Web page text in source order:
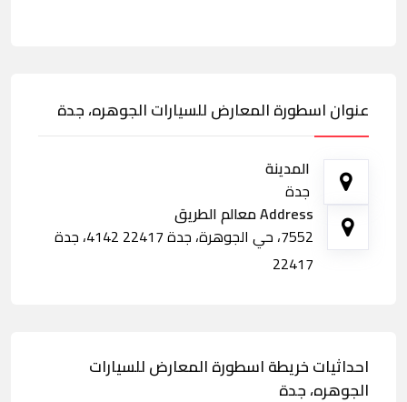
عنوان اسطورة المعارض للسيارات الجوهره، جدة
المدينة
جدة
Address معالم الطريق
7552، حي الجوهرة، جدة 22417 4142، جدة
22417
احداثيات خريطة اسطورة المعارض للسيارات
الجوهره، جدة